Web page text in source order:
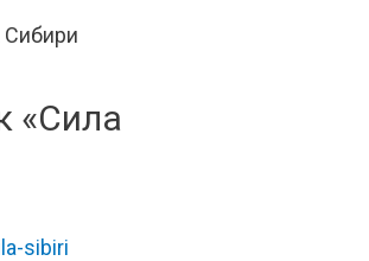
«Сила
sibiri